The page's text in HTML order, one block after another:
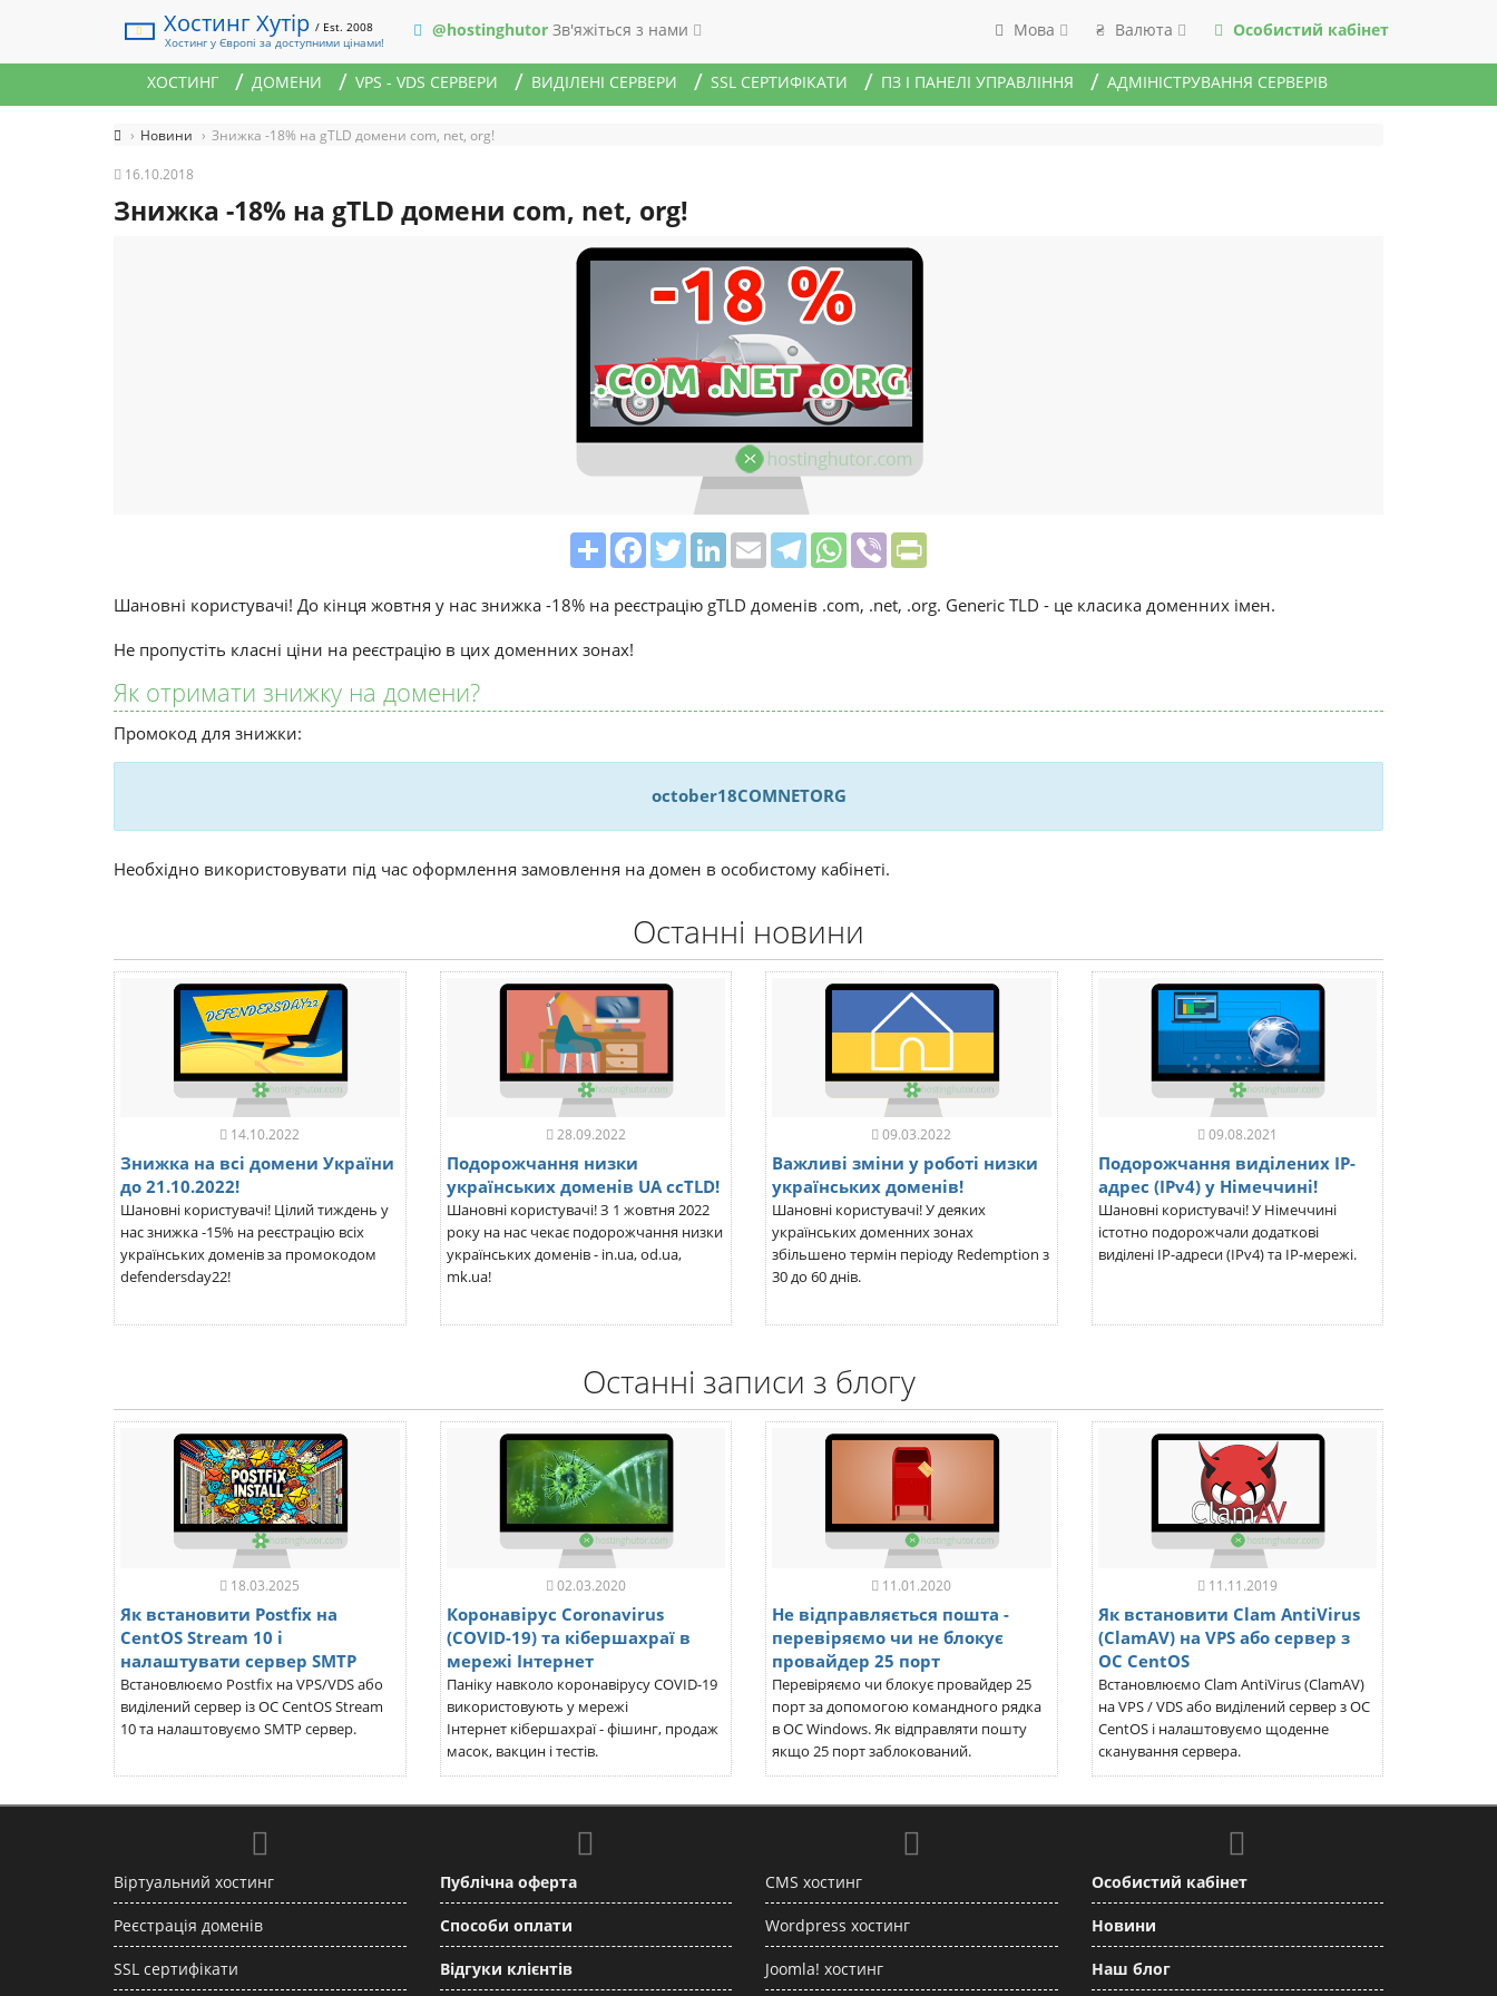
Хостинг Хутір/ Est. 2008
Хостинг у Європі за доступними цінами!
@hostinghutor Зв'яжіться з нами Мова ₴ Валюта Особистий кабінет
ХОСТИНГ ДОМЕНИ VPS - VDS СЕРВЕРИ ВИДІЛЕНІ СЕРВЕРИ SSL СЕРТИФІКАТИ ПЗ І ПАНЕЛІ УПРАВЛІННЯ АДМІНІСТРУВАННЯ СЕРВЕРІВ
Новини Знижка -18% на gTLD домени com, net, org!
16.10.2018
Знижка -18% на gTLD домени com, net, org!
ShareFacebookTwitterLinkedIn
EmailTelegramWhatsApp
Viber
Шановні користувачі! До кінця жовтня у нас знижка -18% на реєстрацію gTLD доменів .com, .net, .org. Generic TLD - це класика доменних імен.
Не пропустіть класні ціни на реєстрацію в цих доменних зонах!
Як отримати знижку на домени?
Промокод для знижки:
october18COMNETORG
Необхідно використовувати під час оформлення замовлення на домен в особистому кабінеті.
Останні новини
14.10.2022
Знижка на всі домени України
до 21.10.2022!
Шановні користувачі! Цілий тиждень у
нас знижка -15% на реєстрацію всіх
українських доменів за промокодом
defendersday22!
28.09.2022
Подорожчання низки
українських доменів UA ccTLD!
Шановні користувачі! З 1 жовтня 2022
року на нас чекає подорожчання низки
українських доменів - in.ua, od.ua,
mk.ua!
09.03.2022
Важливі зміни у роботі низки
українських доменів!
Шановні користувачі! У деяких
українських доменних зонах
збільшено термін періоду Redemption з
30 до 60 днів.
09.08.2021
Подорожчання виділених IP-
адрес (IPv4) у Німеччині!
Шановні користувачі! У Німеччині
істотно подорожчали додаткові
виділені IP-адреси (IPv4) та IP-мережі.
Останні записи з блогу
18.03.2025
Як встановити Postfix на
CentOS Stream 10 і
налаштувати сервер SMTP
Встановлюємо Postfix на VPS/VDS або
виділений сервер із ОС CentOS Stream
10 та налаштовуємо SMTP сервер.
02.03.2020
Коронавірус Coronavirus
(COVID-19) та кібершахраї в
мережі Інтернет
Паніку навколо коронавірусу COVID-19
використовують у мережі
Інтернет кібершахраї - фішинг, продаж
масок, вакцин і тестів.
11.01.2020
Не відправляється пошта -
перевіряємо чи не блокує
провайдер 25 порт
Перевіряємо чи блокує провайдер 25
порт за допомогою командного рядка
в ОС Windows. Як відправляти пошту
якщо 25 порт заблокований.
11.11.2019
Як встановити Clam AntiVirus
(ClamAV) на VPS або сервер з
ОС CentOS
Встановлюємо Clam AntiVirus (ClamAV)
на VPS / VDS або виділений сервер з ОС
CentOS і налаштовуємо щоденне
сканування сервера.
Віртуальний хостинг
Реєстрація доменів
SSL сертифікати
Публічна оферта
Способи оплати
Відгуки клієнтів
CMS хостинг
Wordpress хостинг
Joomla! хостинг
Особистий кабінет
Новини
Наш блог